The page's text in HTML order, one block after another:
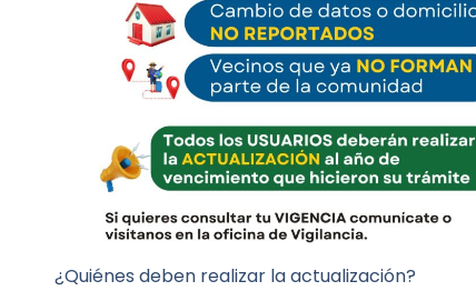
¿Quiénes deben realizar la actualización?